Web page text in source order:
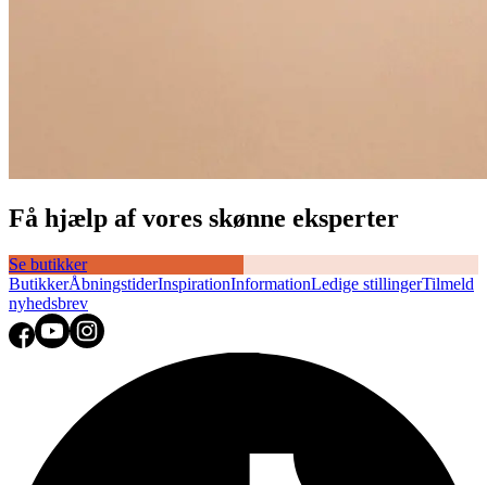
Få hjælp af vores skønne eksperter
Se butikker
ButikkerÅbningstiderInspirationInformationLedige stillingerTilmeld
nyhedsbrev